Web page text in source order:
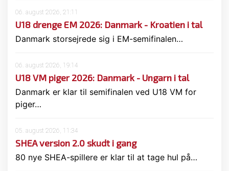
06. august 2026, 21:11
U18 drenge EM 2026: Danmark - Kroatien i tal
Danmark storsejrede sig i EM-semifinalen…
06. august 2026, 19:14
U18 VM piger 2026: Danmark - Ungarn i tal
Danmark er klar til semifinalen ved U18 VM for
piger…
05. august 2026, 11:34
SHEA version 2.0 skudt i gang
80 nye SHEA-spillere er klar til at tage hul på…